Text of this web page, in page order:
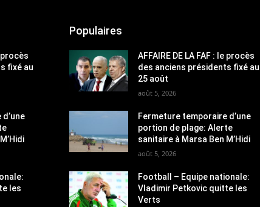
procès
fixé au
les
Populaires
AFFAIRE DE LA FAF : le procès
des anciens présidents fixé au
25 août
août 5, 2026
Fermeture temporaire d’une
portion de plage: Alerte
sanitaire à Marsa Ben M’Hidi
août 5, 2026
Football – Equipe nationale:
Vladimir Petkovic quitte les
Verts